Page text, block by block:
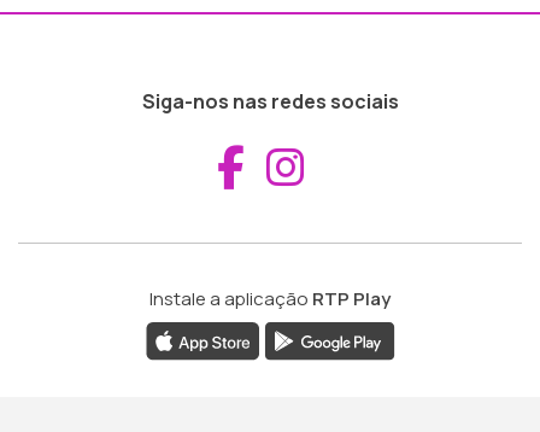
Siga-nos nas redes sociais
Aceder ao
Instale a aplicação RTP Play